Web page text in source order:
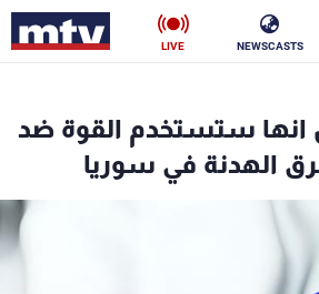
NEWSCASTS
LIVE
انها ستستخدم القوة ضد
الهدنة في سوريا